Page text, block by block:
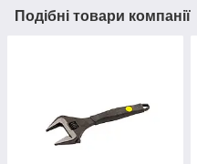
Подібні товари компанії